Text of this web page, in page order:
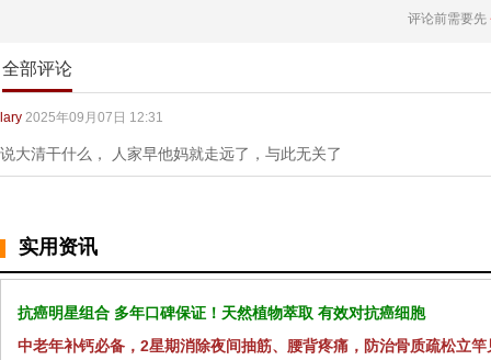
评论前需要先
全部评论
lary 2025年09月07日 12:31
说大清干什么， 人家早他妈就走远了，与此无关了
实用资讯
抗癌明星组合 多年口碑保证！天然植物萃取 有效对抗癌细胞
中老年补钙必备，2星期消除夜间抽筋、腰背疼痛，防治骨质疏松立竿